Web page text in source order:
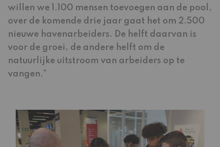
willen we 1.100 mensen toevoegen aan de pool,
over de komende drie jaar gaat het om 2.500
nieuwe havenarbeiders. De helft daarvan is
voor de groei, de andere helft om de
natuurlijke uitstroom van arbeiders op te
vangen.”